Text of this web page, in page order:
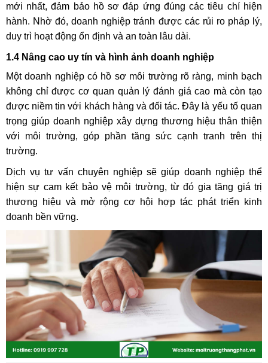
mới nhất, đảm bảo hồ sơ đáp ứng đúng các tiêu chí hiện
hành. Nhờ đó, doanh nghiệp tránh được các rủi ro pháp lý,
duy trì hoạt động ổn định và an toàn lâu dài.
1.4 Nâng cao uy tín và hình ảnh doanh nghiệp
Một doanh nghiệp có hồ sơ môi trường rõ ràng, minh bạch
không chỉ được cơ quan quản lý đánh giá cao mà còn tạo
được niềm tin với khách hàng và đối tác. Đây là yếu tố quan
trọng giúp doanh nghiệp xây dựng thương hiệu thân thiện
với môi trường, góp phần tăng sức cạnh tranh trên thị
trường.
Dịch vụ tư vấn chuyên nghiệp sẽ giúp doanh nghiệp thể
hiện sự cam kết bảo vệ môi trường, từ đó gia tăng giá trị
thương hiệu và mở rộng cơ hội hợp tác phát triển kinh
doanh bền vững.